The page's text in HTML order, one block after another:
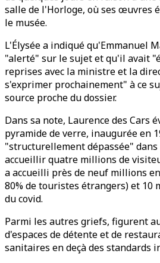
salle de l'Horloge, où ses œuvres
le musée.
L'Élysée a indiqué qu'Emmanuel
"alerté" sur le sujet et qu'il avait
reprises avec la ministre et la
s'exprimer prochainement" à ce
source proche du dossier.
Dans sa note, Laurence des Cars
pyramide de verre, inaugurée en
"structurellement dépassée"
accueillir quatre millions de
a accueilli près de neuf millions
80% de touristes étrangers) et 10
du covid.
Parmi les autres griefs, figurent
d'espaces de détente et de
sanitaires en deçà des standards